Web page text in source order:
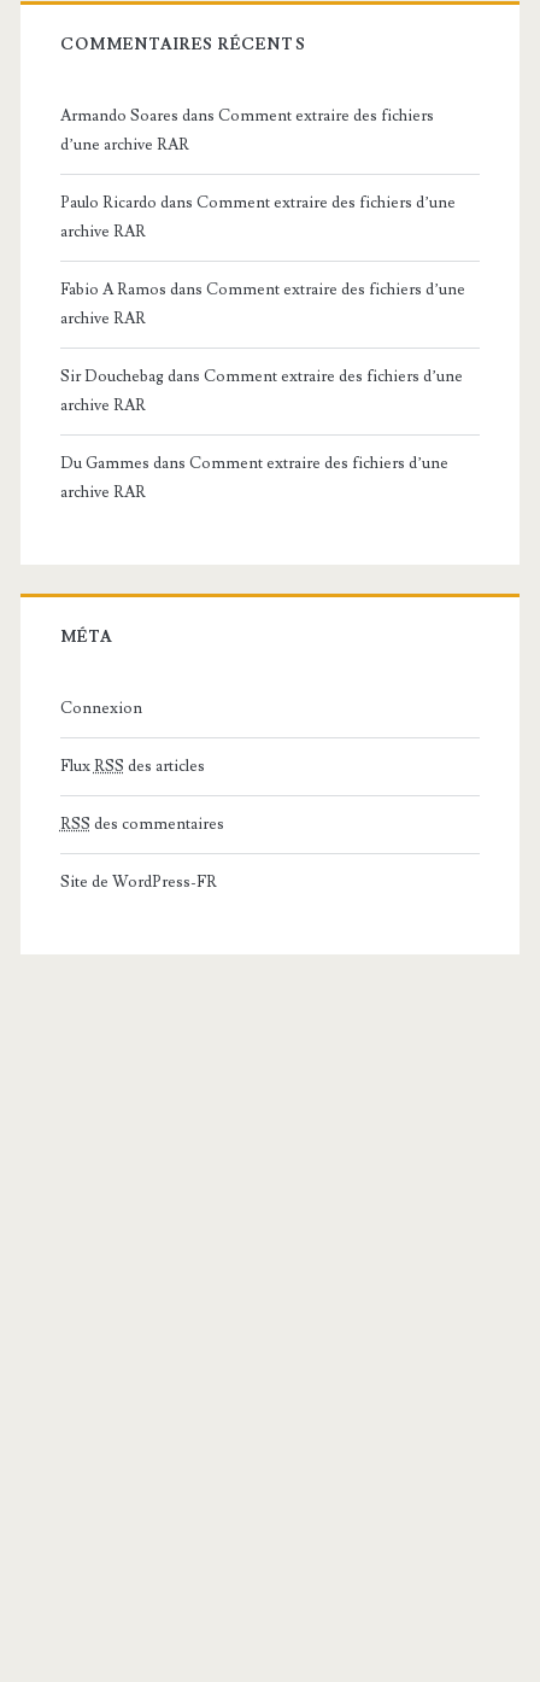
COMMENTAIRES RÉCENTS
Armando Soares dans Comment extraire des fichiers
d’une archive RAR
Paulo Ricardo dans Comment extraire des fichiers d’une
archive RAR
Fabio A Ramos dans Comment extraire des fichiers d’une
archive RAR
Sir Douchebagdans Comment extraire des fichiers d’une
archive RAR
Du Gammes dans Comment extraire des fichiers d’une
archive RAR
MÉTA
Connexion
FluxRSS des articles
RSS des commentaires
Site de WordPress-FR